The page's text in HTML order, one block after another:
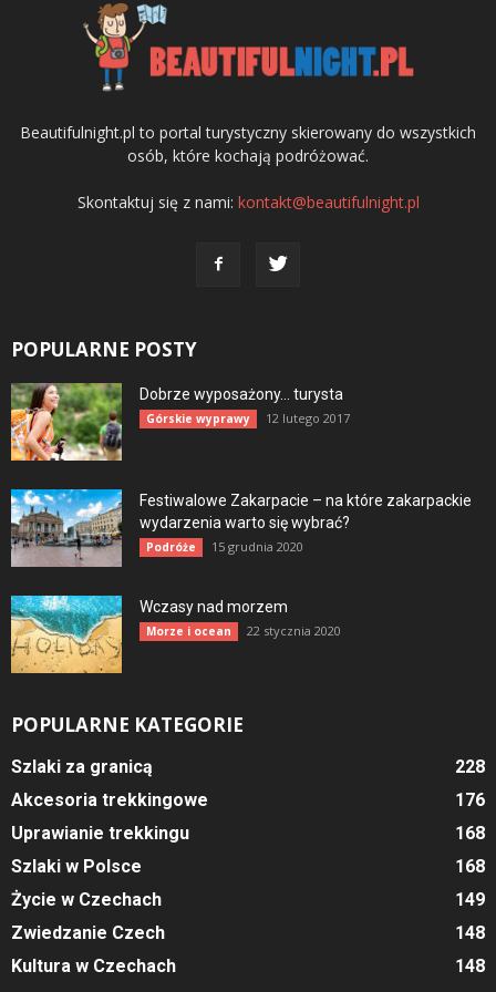
Beautifulnight.pl to portal turystyczny skierowany do wszystkich
osób, które kochają podróżować.
Skontaktuj się z nami: kontakt@beautifulnight.pl
POPULARNE POSTY
Dobrze wyposażony… turysta
Górskie wyprawy 12 lutego 2017
Festiwalowe Zakarpacie – na które zakarpackie
wydarzenia warto się wybrać?
Podróże 15 grudnia 2020
Wczasy nad morzem
Morze i ocean 22 stycznia 2020
POPULARNE KATEGORIE
Szlaki za granicą
228
Akcesoria trekkingowe
176
Uprawianie trekkingu
168
Szlaki w Polsce
168
Życie w Czechach
149
Zwiedzanie Czech
148
Kultura w Czechach
148